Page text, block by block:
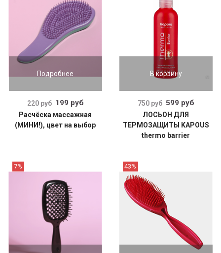
Подробнее
220 руб 199 руб
Расчёска массажная
(МИНИ!), цвет на выбор
В корзину
750 руб 599 руб
ЛОСЬОН ДЛЯ
ТЕРМОЗАЩИТЫ KAPOUS
thermo barrier
7% 43%